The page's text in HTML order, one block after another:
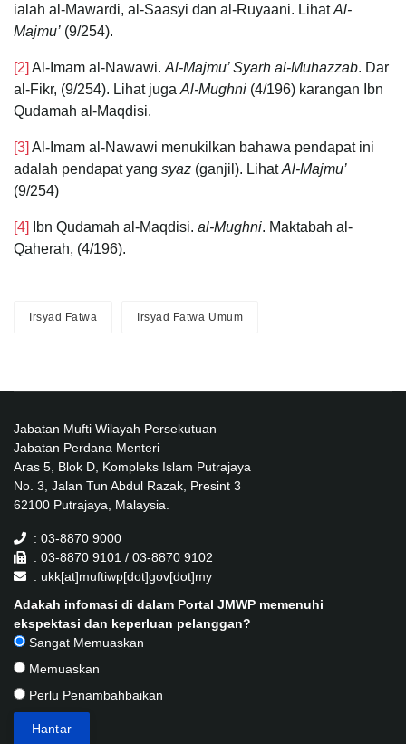
ialah al-Mawardi, al-Saasyi dan al-Ruyaani. LihatAl-
Majmu’ (9/254).
[2] Al-Imam al-Nawawi. Al-Majmu’ Syarh al-Muhazzab. Dar
al-Fikr, (9/254). Lihat juga Al-Mughni (4/196) karangan Ibn
Qudamah al-Maqdisi.
[3] Al-Imam al-Nawawi menukilkan bahawa pendapat ini
adalah pendapat yang syaz (ganjil). LihatAl-Majmu’
(9/254)
[4] Ibn Qudamah al-Maqdisi. al-Mughni. Maktabah al-
Qaherah, (4/196).
Irsyad Fatwa Irsyad Fatwa Umum
Jabatan Mufti Wilayah Persekutuan
Jabatan Perdana Menteri
Aras 5, Blok D, Kompleks Islam Putrajaya
No. 3, Jalan Tun Abdul Razak, Presint 3
62100 Putrajaya, Malaysia.
: 03-8870 9000
: 03-8870 9101 / 03-8870 9102
: ukk[at]muftiwp[dot]gov[dot]my
Adakah infomasi di dalam Portal JMWP memenuhi
ekspektasi dan keperluan pelanggan?
Sangat Memuaskan
Memuaskan
Perlu Penambahbaikan